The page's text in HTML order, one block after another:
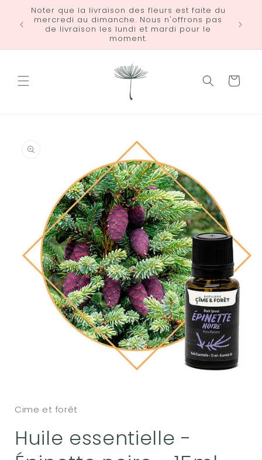
passer
au
contenu
Noter que la livraison des fleurs est faite du
mercredi au dimanche. Nous n'offrons pas
de livraison les lundi et mardi pour le
moment.
Panier
informations
produits
1
fenêtre
modale
Cime et forêt
Huile essentielle -